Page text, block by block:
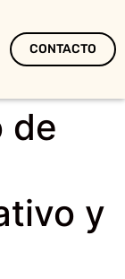
CONTACTO
de
y